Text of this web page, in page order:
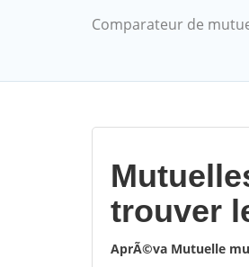
Comparateur de
trouver
AprÃ©va Mutuelle